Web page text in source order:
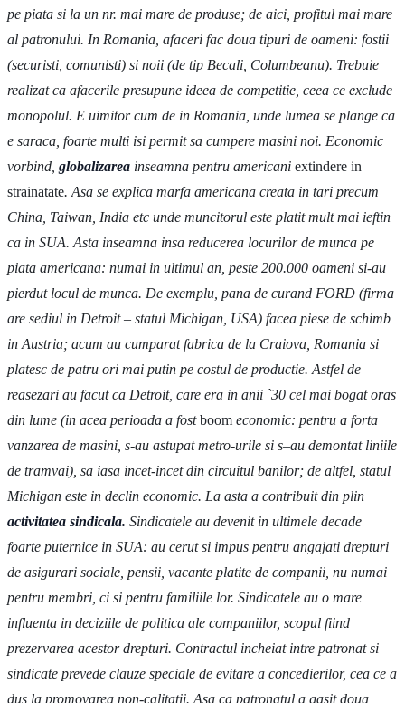
pe piata si la un nr. mai mare de produse; de aici, profitul mai mare
al patronului. In Romania, afaceri fac doua tipuri de oameni: fostii
(securisti, comunisti) si noii (de tip Becali, Columbeanu). Trebuie
realizat ca afacerile presupune ideea de competitie, ceea ce exclude
monopolul. E uimitor cum de in Romania, unde lumea se plange ca
e saraca, foarte multi isi permit sa cumpere masini noi. Economic
vorbind, globalizarea inseamna pentru americani extindere in
strainatate. Asa se explica marfa americana creata in tari precum
China, Taiwan, India etc unde muncitorul este platit mult mai ieftin
ca in SUA. Asta inseamna insa reducerea locurilor de munca pe
piata americana: numai in ultimul an, peste 200.000 oameni si-au
pierdut locul de munca. De exemplu, pana de curand FORD (firma
are sediul in Detroit – statul Michigan, USA) facea piese de schimb
in Austria; acum au cumparat fabrica de la Craiova, Romania si
platesc de patru ori mai putin pe costul de productie. Astfel de
reasezari au facut ca Detroit, care era in anii `30 cel mai bogat oras
din lume (in acea perioada a fostboom economic: pentru a forta
vanzarea de masini, s-au astupat metro-urile si s–au demontat liniile
de tramvai), sa iasa incet-incet din circuitul banilor; de altfel, statul
Michigan este in declin economic. La asta a contribuit din plin
activitatea sindicala. Sindicatele au devenit in ultimele decade
foarte puternice in SUA: au cerut si impus pentru angajati drepturi
de asigurari sociale, pensii, vacante platite de companii, nu numai
pentru membri, ci si pentru familiile lor. Sindicatele au o mare
influenta in deciziile de politica ale companiilor, scopul fiind
prezervarea acestor drepturi. Contractul incheiat intre patronat si
sindicate prevede clauze speciale de evitare a concedierilor, cea ce a
dus la promovarea non-calitatii. Asa ca patronatul a gasit doua